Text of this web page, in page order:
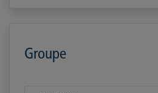
Groupe